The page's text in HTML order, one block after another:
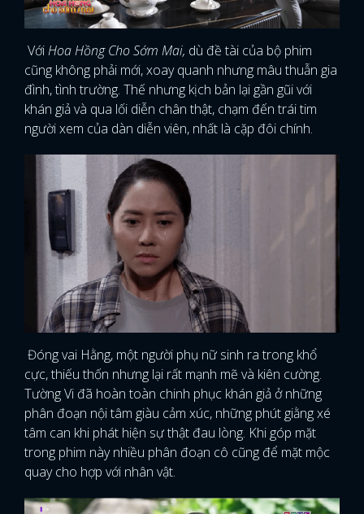
VớiHoa Hồng Cho Sớm Mai, dù đề tài của bộ phim
cũng không phải mới, xoay quanh nhưng mâu thuẫn gia
đình, tình trường. Thế nhưng kịch bản lại gần gũi với
khán giả và qua lối diễn chân thật, chạm đến trái tim
người xem của dàn diễn viên, nhất là cặp đôi chính.
Đóng vai Hằng, một người phụ nữ sinh ra trong khổ
cực, thiếu thốn nhưng lại rất mạnh mẽ và kiên cường.
Tường Vi đã hoàn toàn chinh phục khán giả ở những
phân đoạn nội tâm giàu cảm xúc, những phút giằng xé
tâm can khi phát hiện sự thật đau lòng. Khi góp mặt
trong phim này nhiều phân đoạn cô cũng để mặt mộc
quay cho hợp với nhân vật.